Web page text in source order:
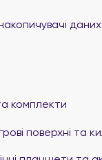
даних
комплекти
поверхні та